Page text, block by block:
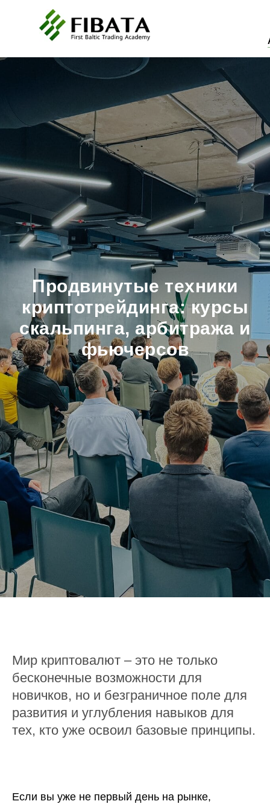
Продвинутые техники
криптотрейдинга: курсы
скальпинга, арбитража и
фьючерсов
Мир криптовалют – это не только
бесконечные возможности для
новичков, но и безграничное поле для
развития и углубления навыков для
тех, кто уже освоил базовые принципы.
Если вы уже не первый день на рынке,